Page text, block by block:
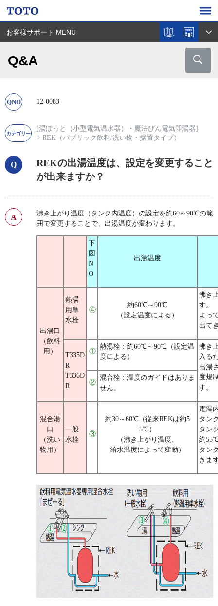
お客様サポート MENU
Q&A
12-0083
[湯ぽっと（小型電気温水器）・魔法びん電気即湯器]
REK（パブリック飲料/洗い物・据置タイプ）
REKの出湯温度は、設定を変更すること
が出来ますか？
沸き上がり温度（タンク内温度）の設定を約60～90℃の範
囲で変更することで、出湯温度が変わります。
下
図
N
O
出湯温度
出湯口
（飲料
用）
熱湯
用単
水栓
④
約60℃～90℃
（設定温度による）
沸き
す。
よっ
出て
T335D
R
T336D
R
①
熱湯栓：約60℃～90℃（設定温
度による）
沸き
入る
出湯
度規
す。
②
混合栓：温度のガイドはありま
せん。
混合湯
口
（洗い
物用）
一般
水栓
③
約30～60℃（従来REKは約5
5℃）
（沸き上がり温度、
給水温度によって変動）
電温
タン
タン
約
タン
きま